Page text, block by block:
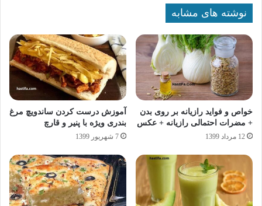
نوشته های مشابه
خواص و فواید رازیانه بر روی بدن
+ مضرات احتمالی رازیانه + عکس
12 مرداد 1399
آموزش درست کردن ساندویچ مرغ
بندری ویژه با پنیر و قارچ
7 شهریور 1399